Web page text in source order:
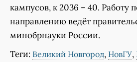
кампусов, к 2036 – 40. Работу
направлению ведёт
минобрнауки России.
Теги: Великий Новгород, НовГУ,